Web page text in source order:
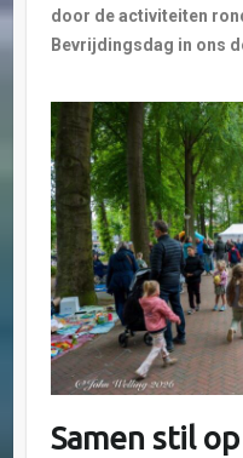
door de activiteiten
Bevrijdingsdag in ons
Samen stil